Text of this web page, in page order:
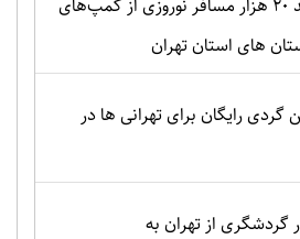
بازدید ۲۰ هزار مسافر نوروزی از کمپ‌های
های استان تهران
گردی رایگان برای تهرانی ها در
تور گردشگری از تهران به